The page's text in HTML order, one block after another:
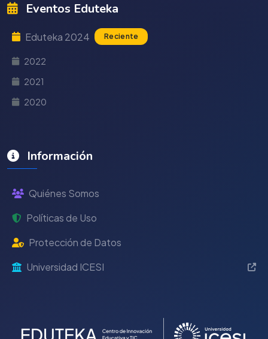
Eventos Eduteka
Eduteka 2024 Reciente
2022
2021
2020
Información
Quiénes Somos
Políticas de Uso
Protección de Datos
Universidad ICESI